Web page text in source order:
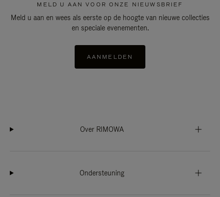
MELD U AAN VOOR ONZE NIEUWSBRIEF
Meld u aan en wees als eerste op de hoogte van nieuwe collecties
en speciale evenementen.
AANMELDEN
Over RIMOWA
Ondersteuning